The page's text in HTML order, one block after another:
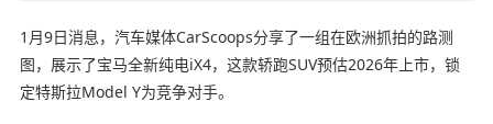
1月9日消息，汽车媒体CarScoops分享了一组在欧洲抓拍的路测
图，展示了宝马全新纯电iX4，这款轿跑SUV预估2026年上市，锁
定特斯拉Model Y为竞争对手。